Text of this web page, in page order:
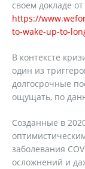
своем докладе
https://
to-wake-up-to-
В контексте
один из
долгосрочные
ощущать, по
Созданные в
заболевания
осложнений и